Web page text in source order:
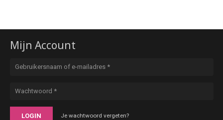
Mijn Account
LOGIN Je wachtwoord vergeten?